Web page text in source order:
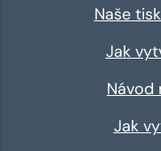
Naše
Jak
Návod
Jak